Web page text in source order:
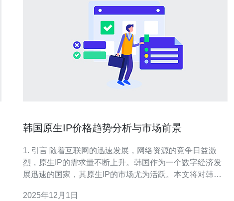
韩国原生IP价格趋势分析与市场前景
1. 引言 随着互联网的迅速发展，网络资源的竞争日益激
烈，原生IP的需求量不断上升。韩国作为一个数字经济发
展迅速的国家，其原生IP的市场尤为活跃。本文将对韩国
IP的定义及重要性 原生IP是指直接由互联网服务提供商
2025年12月1日